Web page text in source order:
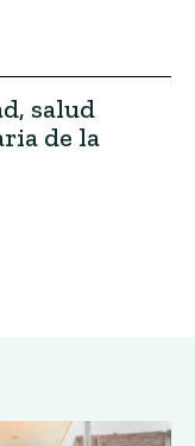
salud
de la